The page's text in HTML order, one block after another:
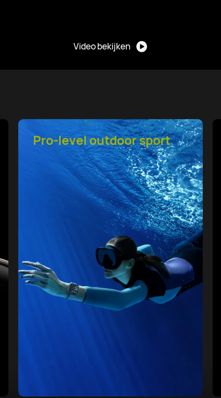
Video bekijken
HUAWEI TruSense
System Health Tracking